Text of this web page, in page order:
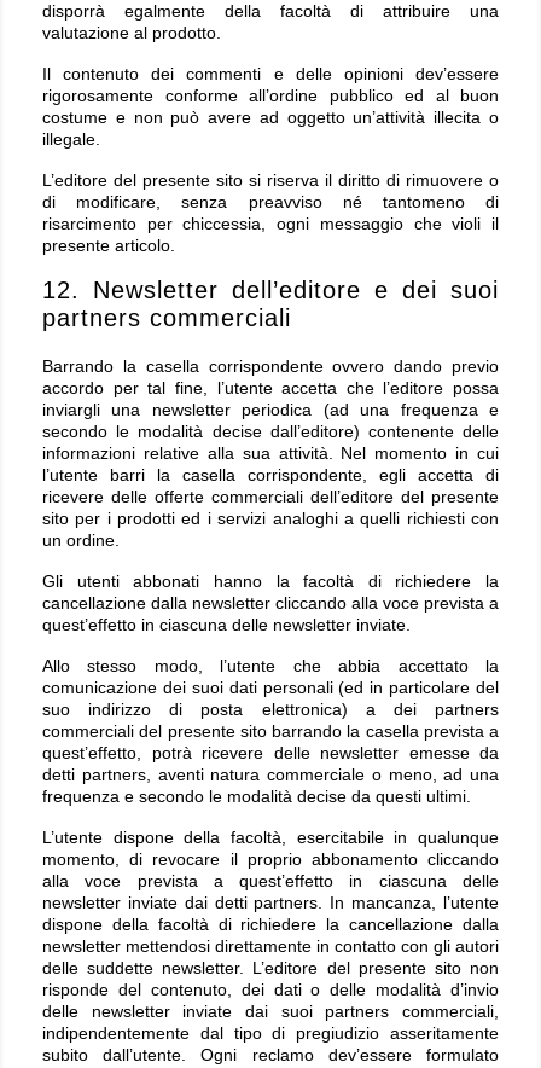
disporrà egalmente della facoltà di attribuire una
valutazione al prodotto.
Il contenuto dei commenti e delle opinioni dev’essere
rigorosamente conforme all’ordine pubblico ed al buon
costume e non può avere ad oggetto un’attività illecita o
illegale.
L’editore del presente sito si riserva il diritto di rimuovere o
di modificare, senza preavviso né tantomeno di
risarcimento per chiccessia, ogni messaggio che violi il
presente articolo.
12. Newsletter dell’editore e dei suoi
partners commerciali
Barrando la casella corrispondente ovvero dando previo
accordo per tal fine, l’utente accetta che l’editore possa
inviargli una newsletter periodica (ad una frequenza e
secondo le modalità decise dall’editore) contenente delle
informazioni relative alla sua attività. Nel momento in cui
l’utente barri la casella corrispondente, egli accetta di
ricevere delle offerte commerciali dell’editore del presente
sito per i prodotti ed i servizi analoghi a quelli richiesti con
un ordine.
Gli utenti abbonati hanno la facoltà di richiedere la
cancellazione dalla newsletter cliccando alla voce prevista a
quest’effetto in ciascuna delle newsletter inviate.
Allo stesso modo, l’utente che abbia accettato la
comunicazione dei suoi dati personali (ed in particolare del
suo indirizzo di posta elettronica) a dei partners
commerciali del presente sito barrando la casella prevista a
quest’effetto, potrà ricevere delle newsletter emesse da
detti partners, aventi natura commerciale o meno, ad una
frequenza e secondo le modalità decise da questi ultimi.
L’utente dispone della facoltà, esercitabile in qualunque
momento, di revocare il proprio abbonamento cliccando
alla voce prevista a quest’effetto in ciascuna delle
newsletter inviate dai detti partners. In mancanza, l’utente
dispone della facoltà di richiedere la cancellazione dalla
newsletter mettendosi direttamente in contatto con gli autori
delle suddette newsletter. L’editore del presente sito non
risponde del contenuto, dei dati o delle modalità d’invio
delle newsletter inviate dai suoi partners commerciali,
indipendentemente dal tipo di pregiudizio asseritamente
subito dall’utente. Ogni reclamo dev’essere formulato